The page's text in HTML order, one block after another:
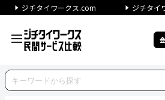
ジチタイワークス.com ジチタイ